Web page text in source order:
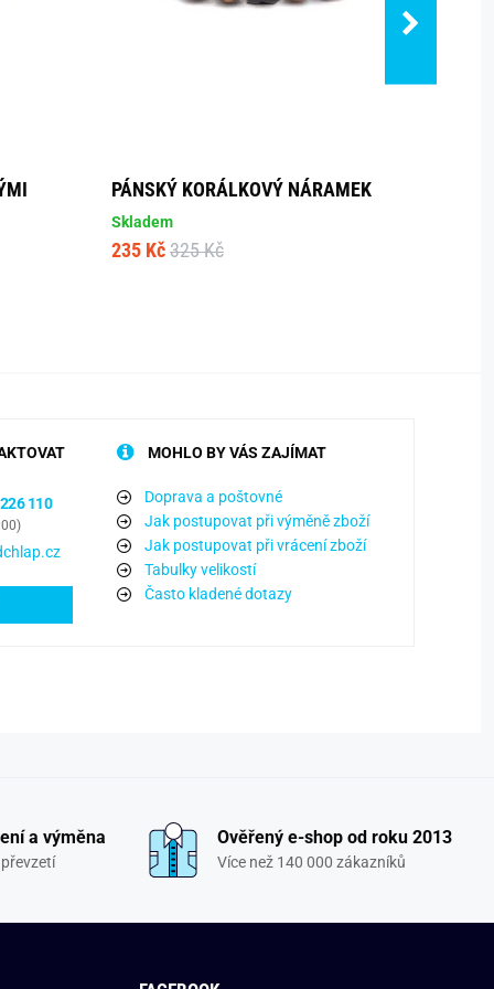
PÁNSKÝ KORÁLKOVÝ NÁRAMEK
Skladem
235 Kč 325 Kč
110
MOHLO BY VÁS ZAJÍMAT
Doprava a poštovné
Jak postupovat při výměně zboží
Jak postupovat při vrácení zboží
Tabulky velikostí
Často kladené dotazy
a výměna Ověřený e-shop od roku 2013
Více než 140 000 zákazníků